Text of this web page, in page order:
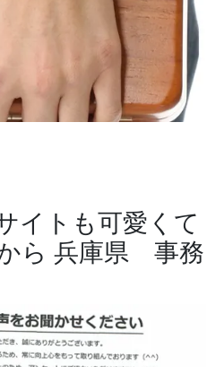
イトも可愛くて
ら 兵庫県 事務